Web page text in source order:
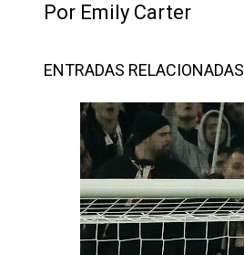
Por Emily Carter
ENTRADAS RELACIONADAS